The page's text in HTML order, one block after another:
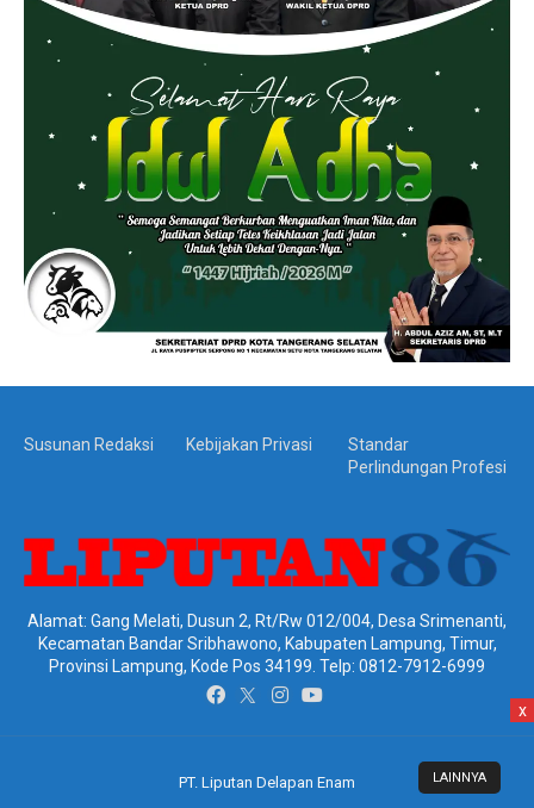
LAINNYA
Susunan Redaksi Kebijakan Privasi
Standar
Perlindungan Profesi
Alamat: Gang Melati, Dusun 2, Rt/Rw 012/004, Desa Srimenanti,
Kecamatan Bandar Sribhawono, Kabupaten Lampung, Timur,
Provinsi Lampung, Kode Pos 34199. Telp: 0812-7912-6999
PT. Liputan Delapan Enam
x